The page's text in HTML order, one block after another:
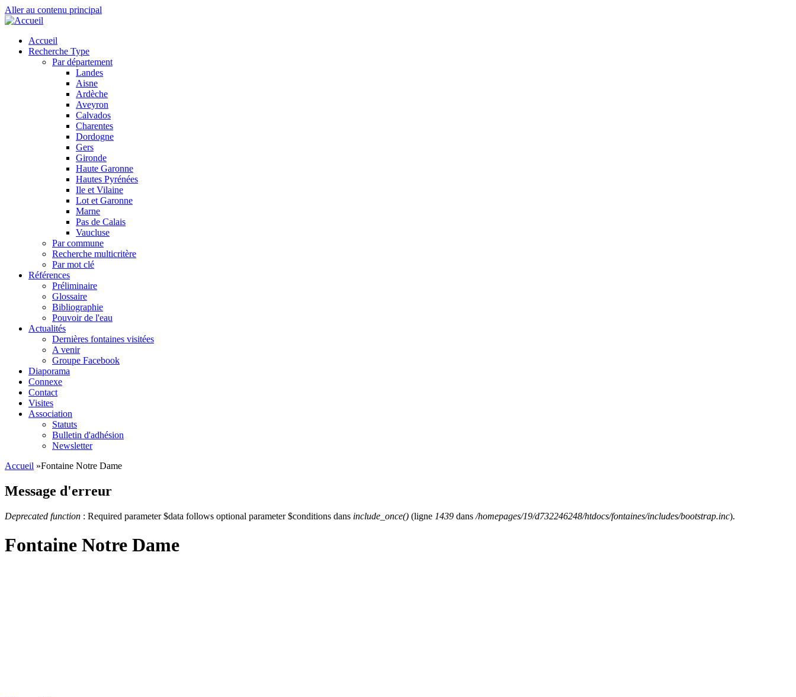
Aller au contenu principal
Accueil
Recherche Type
Par département
Landes
Aisne
Ardèche
Aveyron
Calvados
Charentes
Dordogne
Gers
Gironde
Haute Garonne
Hautes Pyrénées
Ile et Vilaine
Lot et Garonne
Marne
Pas de Calais
Vaucluse
Par commune
Recherche multicritère
Par mot clé
Références
Préliminaire
Glossaire
Bibliographie
Pouvoir de l'eau
Actualités
Dernières fontaines visitées
A venir
Groupe Facebook
Diaporama
Connexe
Contact
Visites
Association
Statuts
Bulletin d'adhésion
Newsletter
Accueil »Fontaine Notre Dame
Message d'erreur
Deprecated function : Required parameter $data follows optional parameter $conditions dans include_once() (ligne 1439 dans /homepages/19/d732246248/htdocs/fontaines/includes/bootstrap.inc).
Fontaine Notre Dame